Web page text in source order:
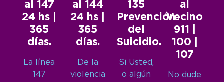
al 147
24 hs |
365
días.
La línea
147
al 144
24 hs |
365
días.
De la
violencia
135
Prevención
del
Suicidio.
Si Usted,
o algún
al
Vecino
911 |
100 |
107
No dude